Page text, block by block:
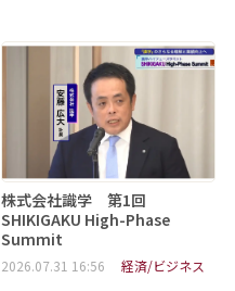
株式会社識学 第1回
SHIKIGAKU High-Phase
Summit
2026.07.31 16:56 経済/ビジネス